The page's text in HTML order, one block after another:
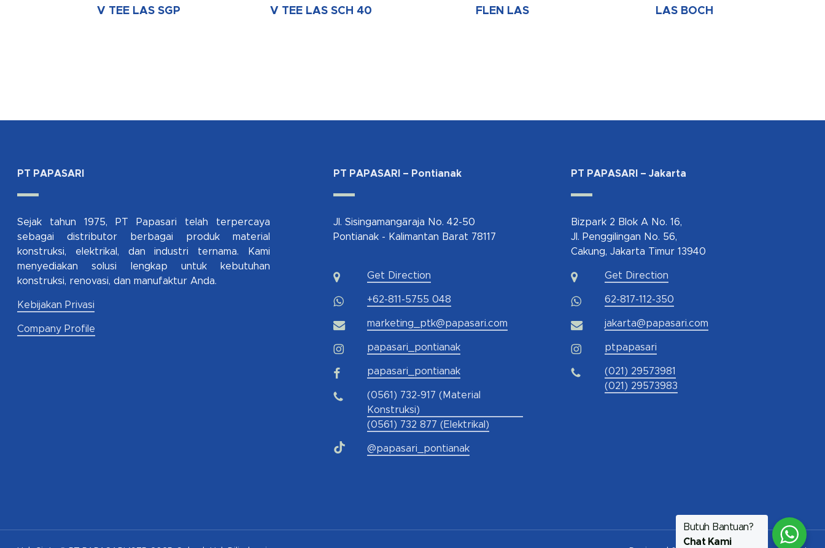
V TEE LAS SGP V TEE LAS SCH 40 FLEN LAS LAS BOCH
PT PAPASARI
Sejak tahun 1975, PT Papasari telah terpercaya
sebagai distributor berbagai produk material
konstruksi, elektrikal, dan industri ternama. Kami
menyediakan solusi lengkap untuk kebutuhan
konstruksi, renovasi, dan manufaktur Anda.
Kebijakan Privasi
Company Profile
PT PAPASARI – Pontianak
Jl. Sisingamangaraja No. 42-50
Pontianak - Kalimantan Barat 78117
Get Direction
+62-811-5755 048
marketing_ptk@papasari.com
papasari_pontianak
papasari_pontianak
(0561) 732-917 (Material
Konstruksi)
(0561) 732 877 (Elektrikal)
@papasari_pontianak
PT PAPASARI – Jakarta
Bizpark 2 Blok A No. 16,
Jl. Penggilingan No. 56,
Cakung, Jakarta Timur 13940
Get Direction
62-817-112-350
jakarta@papasari.com
ptpapasari
(021) 29573981
(021) 29573983
Butuh Bantuan?
Chat Kami